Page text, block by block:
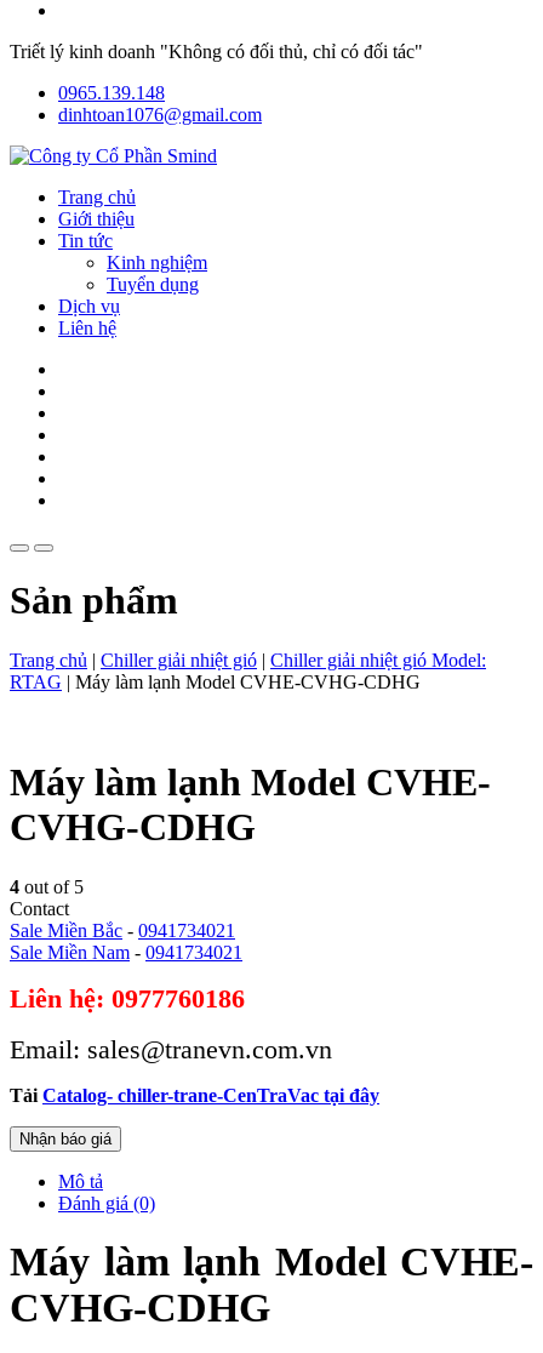
Triết lý kinh doanh "Không có đối thủ, chỉ có đối tác"
0965.139.148
dinhtoan1076@gmail.com
Trang chủ
Giới thiệu
Tin tức
Kinh nghiệm
Tuyển dụng
Dịch vụ
Liên hệ
Sản phẩm
Trang chủ | Chiller giải nhiệt gió | Chiller giải nhiệt gió Model:
RTAG | Máy làm lạnh Model CVHE-CVHG-CDHG
Máy làm lạnh Model CVHE-
CVHG-CDHG
4 out of 5
Contact
Sale Miền Bắc - 0941734021
Sale Miền Nam - 0941734021
Liên hệ: 0977760186
Email: sales@tranevn.com.vn
Tải Catalog- chiller-trane-CenTraVac tại đây
Nhận báo giá
Mô tả
Đánh giá (0)
Máy làm lạnh Model CVHE-
CVHG-CDHG